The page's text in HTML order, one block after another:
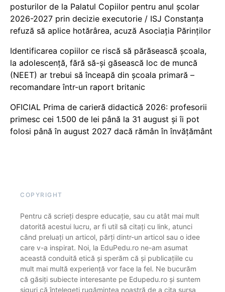
posturilor de la Palatul Copiilor pentru anul școlar
2026-2027 prin decizie executorie / ISJ Constanța
refuză să aplice hotărârea, acuză Asociația Părinților
Identificarea copiilor ce riscă să părăsească școala,
la adolescență, fără să-și găsească loc de muncă
(NEET) ar trebui să înceapă din școala primară –
recomandare într-un raport britanic
OFICIAL Prima de carieră didactică 2026: profesorii
primesc cei 1.500 de lei până la 31 august și îi pot
folosi până în august 2027 dacă rămân în învățământ
COPYRIGHT
Pentru că scrieți despre educație, sau cu atât mai mult
datorită acestui lucru, ar fi util să citați cu link, atunci
când preluați un articol, părți dintr-un articol sau o idee
care v-a inspirat. Noi, la EduPedu.ro ne-am asumat
această conduită etică și sperăm că și publicațiile cu
mult mai multă experiență vor face la fel. Ne bucurăm
că găsiți subiecte interesante pe Edupedu.ro și suntem
siguri că înțelegeți rugămintea noastră de a cita sursa